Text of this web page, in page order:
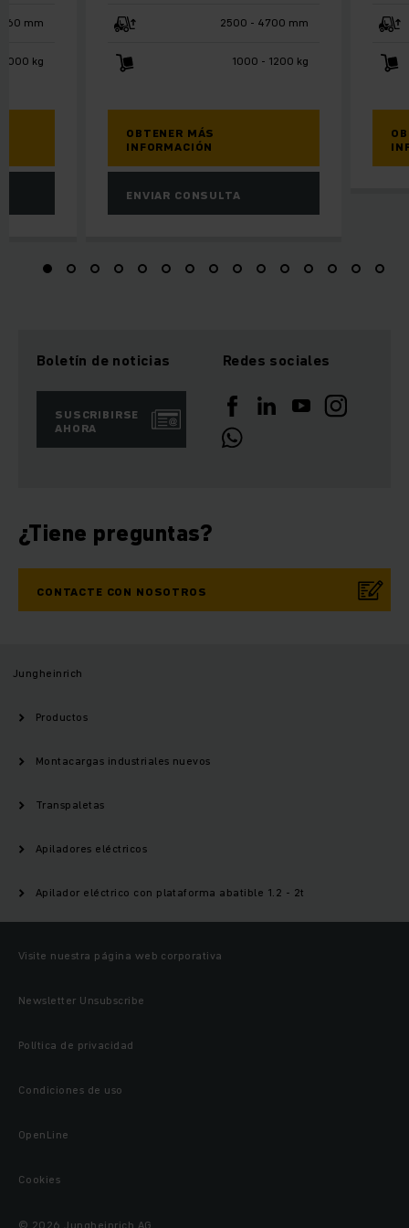
2500 - 4700 mm
1000 - 1200 kg
OBTENER MÁS
INFORMACIÓN
ENVIAR CONSULTA
mm
2000 kg
Boletín de noticias
SUSCRIBIRSE
AHORA
Redes sociales
¿Tiene preguntas?
CONTACTE CON NOSOTROS
Jungheinrich
Productos
Montacargas industriales nuevos
Transpaletas
Apiladores eléctricos
Apilador eléctrico con plataforma abatible 1.2 - 2t
Visite nuestra página web corporativa
Newsletter Unsubscribe
Política de privacidad
Condiciones de uso
OpenLine
Cookies